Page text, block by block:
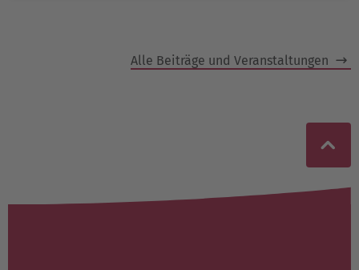
Alle Beiträge und Veranstaltungen